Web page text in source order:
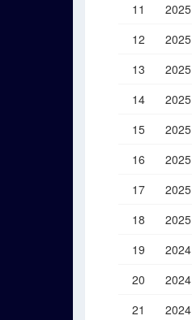
11
2025
12
2025
13
2025
14
2025
15
2025
16
2025
17
2025
18
2025
19
2024
20
2024
21
2024